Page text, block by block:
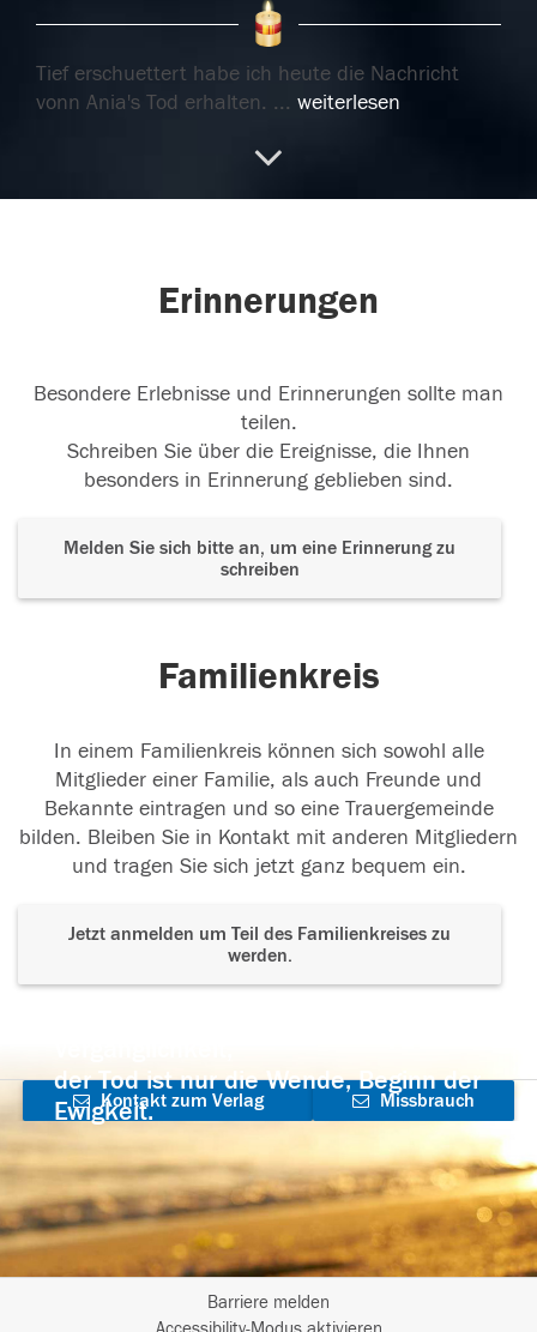
Tief erschuettert habe ich heute die Nachricht
vonn Anja's Tod erhalten. ... weiterlesen
Erinnerungen
Besondere Erlebnisse und Erinnerungen sollte man
teilen.
Schreiben Sie über die Ereignisse, die Ihnen
besonders in Erinnerung geblieben sind.
Melden Sie sich bitte an, um eine Erinnerung zu
schreiben
Familienkreis
In einem Familienkreis können sich sowohl alle
Mitglieder einer Familie, als auch Freunde und
Bekannte eintragen und so eine Trauergemeinde
bilden. Bleiben Sie in Kontakt mit anderen Mitgliedern
und tragen Sie sich jetzt ganz bequem ein.
Jetzt anmelden um Teil des Familienkreises zu
werden.
der Tod ist nur die Wende, Beginn der
Ewigkeit.
Kontakt zum Verlag
aufnehmen
Missbrauch
Barriere melden